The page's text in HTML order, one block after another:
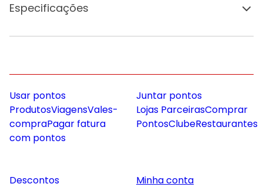
Especificações
Usar pontos
ProdutosViagensVales-
compraPagar fatura
com pontos
Juntar pontos
Lojas ParceirasComprar
PontosClubeRestaurantes
Descontos
Minha conta